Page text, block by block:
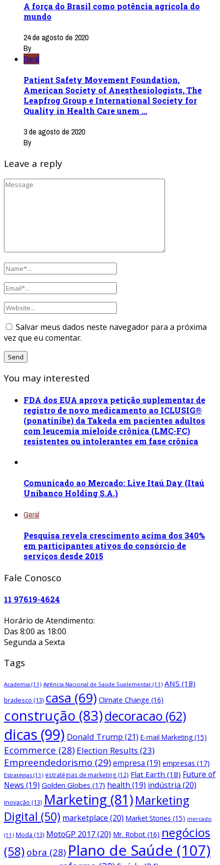
A força do Brasil como potência agrícola do
mundo
24 de agosto de 2020
By
Geral
Patient Safety Movement Foundation,
American Society of Anesthesiologists, The
Leapfrog Group e International Society for
Quality in Health Care unem ...
3 de agosto de 2020
By
Leave a reply
Salvar meus dados neste navegador para a próxima
vez que eu comentar.
You may interested
FDA dos EUA aprova petição suplementar de
registro de novo medicamento ao ICLUSIG®
(ponatinibe) da Takeda em pacientes adultos
com leucemia mieloide crônica (LMC-FC)
resistentes ou intolerantes em fase crônica
Comunicado ao Mercado: Live Itaú Day (Itaú
Unibanco Holding S.A.)
Geral
Pesquisa revela crescimento acima dos 340%
em participantes ativos do consórcio de
serviços desde 2015
Fale Conosco
11 97619-4624
Horário de Atendimento:
Das 8:00 as 18:00
Segunda a Sexta
Tags
Academia (11) Agência Nacional de Saúde Suplementar (11) ANS (18)
bradesco (13) casa (69) Climate Change (16)
construção (83)decoracao (62)
dicas (99) Donald Trump (21) E-mail Marketing (15)
Ecommerce (28) Election Results (23)
Empreendedorismo (29)empresa (19) empresas (17)
Estratégias (11) estratégias de marketing (12) Flat Earth (18) Future of
News (19) Golden Globes (17) health (19) indústria (20)
inovação (13) Marketing (81)Marketing
Digital (50) marketplace (20) Market Stories (15) mercado
(11) Moda (13) MotoGP 2017(20) Mr. Robot (16) negócios
(58) obra (28) Plano de Saúde (107)